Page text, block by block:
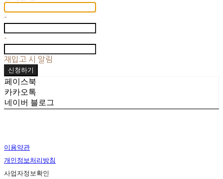
-
-
재입고 시 알림
신청하기
페이스북
카카오톡
네이버 블로그
이용약관
개인정보처리방침
사업자정보확인